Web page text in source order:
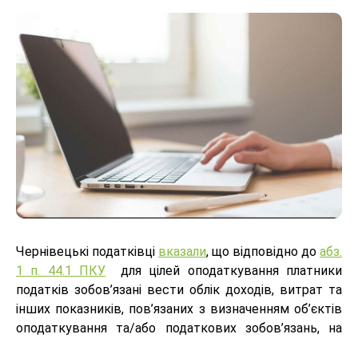
Чернівецькі податківці вказали, що відповідно до абз.
1 п. 44.1 ПКУ для цілей оподаткування платники
податків зобов’язані вести облік доходів, витрат та
інших показників, пов’язаних з визначенням об’єктів
оподаткування та/або податкових зобов’язань, на